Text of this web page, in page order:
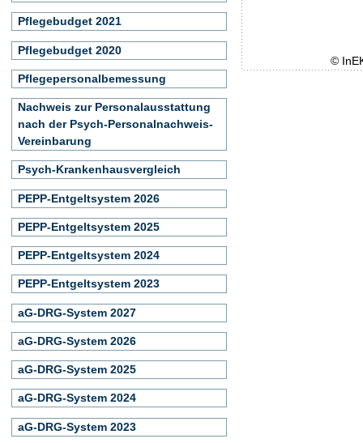
Pflegebudget 2021
Pflegebudget 2020
Pflegepersonalbemessung
Nachweis zur Personalausstattung
nach der Psych-Personalnachweis-
Vereinbarung
Psych-Krankenhausvergleich
PEPP-Entgeltsystem 2026
PEPP-Entgeltsystem 2025
PEPP-Entgeltsystem 2024
PEPP-Entgeltsystem 2023
aG-DRG-System 2027
aG-DRG-System 2026
aG-DRG-System 2025
aG-DRG-System 2024
aG-DRG-System 2023
©